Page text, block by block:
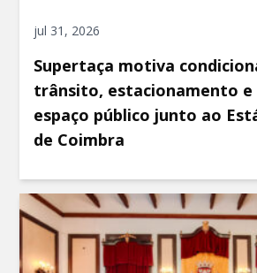
jul 31, 2026
Supertaça motiva
trânsito, estacionamento e
espaço público junto ao
de Coimbra